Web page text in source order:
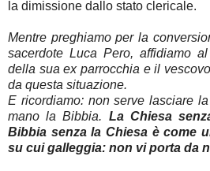
la dimissione dallo stato clericale.
Mentre preghiamo per la
sacerdote Luca Pero, affidiamo
della sua ex parrocchia e il
da questa situazione.
E ricordiamo: non serve lasciare
mano la Bibbia. La Chiesa
Bibbia senza la Chiesa è come
su cui galleggia: non vi porta da